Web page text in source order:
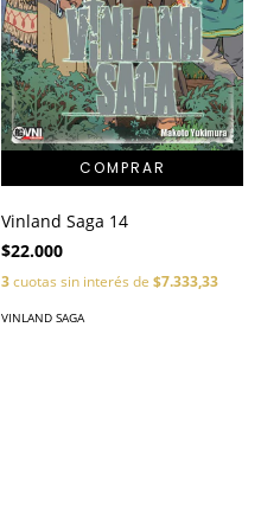
Vinland Saga 14
$22.000
3cuotas sin interés de $7.333,33
VINLAND SAGA